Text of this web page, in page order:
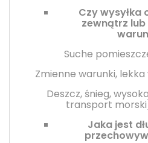
Czy wysyłka
zewnątrz
Suche
Zmienne warunki,
Deszcz, śnieg,
transport
Jaka jest